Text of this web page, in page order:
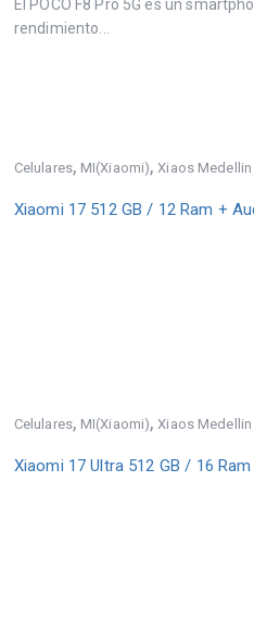
El POCO F8 Pro 5G es un
rendimiento...
Celulares, MI(Xiaomi),Xiaos Medellin
Xiaomi 17 512 GB / 12 Ram +
Celulares, MI(Xiaomi),Xiaos Medellin
Xiaomi 17 Ultra 512 GB / 16